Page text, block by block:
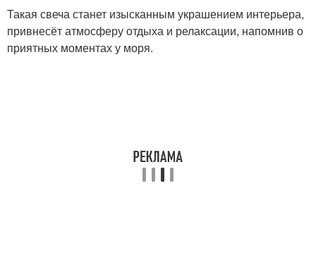
Такая свеча станет изысканным украшением интерьера,
привнесёт атмосферу отдыха и релаксации, напомнив о
приятных моментах у моря.